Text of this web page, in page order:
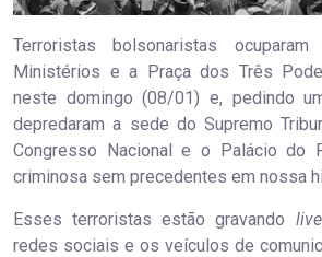
Terroristas bolsonaristas
Ministérios e a Praça dos Três
neste domingo (08/01) e, pedindo
depredaram a sede do Supremo
Congresso Nacional e o Palácio do
criminosa sem precedentes em nossa
Esses terroristas estão gravando
redes sociais e os veículos de